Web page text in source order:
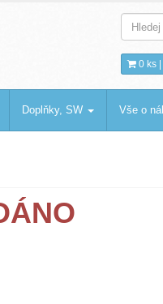
0 ks |
Doplňky, SW Vše o